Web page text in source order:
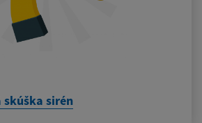
skúška sirén